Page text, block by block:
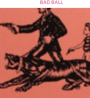
BAD BALL